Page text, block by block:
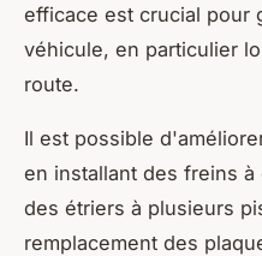
efficace est crucial pour
véhicule, en particulier
route.
Il est possible
en installant des freins
des étriers à plusieurs
remplacement des